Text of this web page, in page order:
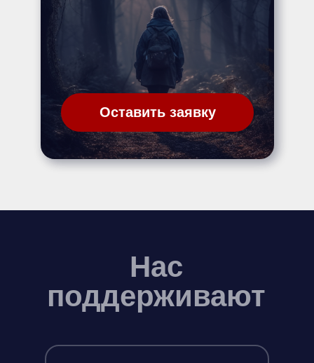
Оставить заявку
Нас
поддерживают